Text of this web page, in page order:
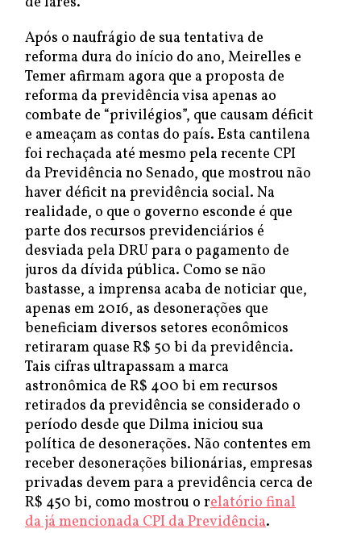
Após o naufrágio de sua tentativa de
reforma dura do início do ano, Meirelles e
Temer afirmam agora que a proposta de
reforma da previdência visa apenas ao
combate de “privilégios”, que causam déficit
e ameaçam as contas do país. Esta cantilena
foi rechaçada até mesmo pela recente CPI
da Previdência no Senado, que mostrou não
haver déficit na previdência social. Na
realidade, o que o governo esconde é que
parte dos recursos previdenciários é
desviada pela DRU para o pagamento de
juros da dívida pública. Como se não
bastasse, a imprensa acaba de noticiar que,
apenas em 2016, as desonerações que
beneficiam diversos setores econômicos
retiraram quase R$ 50 bi da previdência.
Tais cifras ultrapassam a marca
astronômica de R$ 400 bi em recursos
retirados da previdência se considerado o
período desde que Dilma iniciou sua
política de desonerações. Não contentes em
receber desonerações bilionárias, empresas
privadas devem para a previdência cerca de
R$ 450 bi, como mostrou o relatório final
da já mencionada CPI da Previdência.